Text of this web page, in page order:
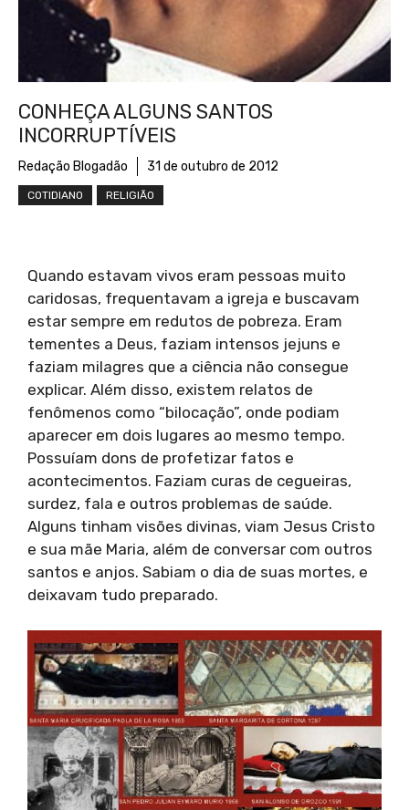
CONHEÇA ALGUNS SANTOS
INCORRUPTÍVEIS
Redação Blogadão 31 de outubro de 2012
COTIDIANO RELIGIÃO
Quando estavam vivos eram pessoas muito
caridosas, frequentavam a igreja e buscavam
estar sempre em redutos de pobreza. Eram
tementes a Deus, faziam intensos jejuns e
faziam milagres que a ciência não consegue
explicar. Além disso, existem relatos de
fenômenos como “bilocação”, onde podiam
aparecer em dois lugares ao mesmo tempo.
Possuíam dons de profetizar fatos e
acontecimentos. Faziam curas de cegueiras,
surdez, fala e outros problemas de saúde.
Alguns tinham visões divinas, viam Jesus Cristo
e sua mãe Maria, além de conversar com outros
santos e anjos. Sabiam o dia de suas mortes, e
deixavam tudo preparado.